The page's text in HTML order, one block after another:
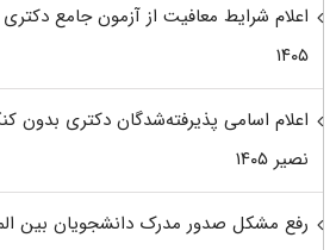
اعلام شرایط معافیت از آزمون جامع
۱۴۰۵
اعلام اسامی پذیرفته‌شدگان دکتری بدون
نصیر ۱۴۰۵
رفع مشکل صدور مدرک دانشجویان بین